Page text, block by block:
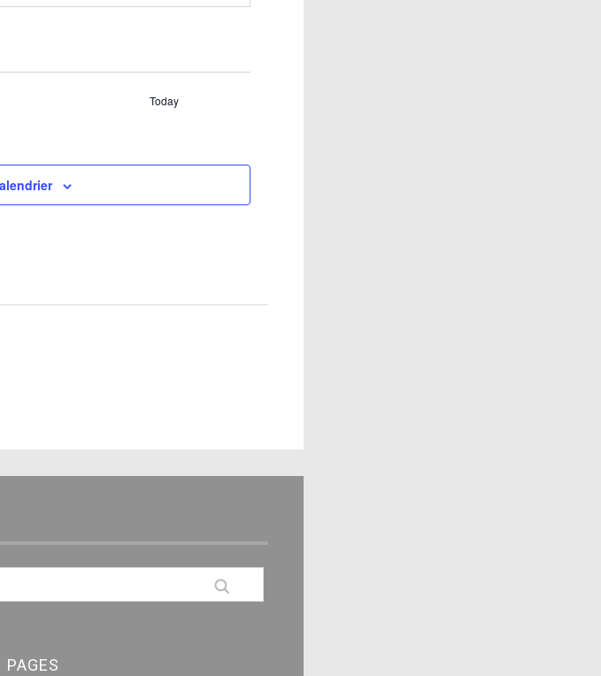
Today
PAGES